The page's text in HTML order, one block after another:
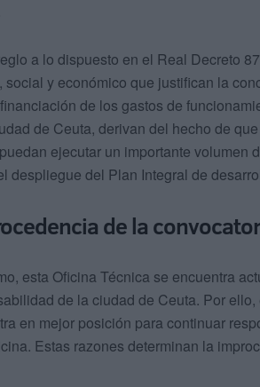
a lo dispuesto en el Real Decreto
social y económico que justifican la
de los gastos de
de Ceuta, derivan del hecho de
ejecutar un importante volumen
despliegue del Plan Integral de
de la
esta Oficina Técnica se encuentra
de la ciudad de Ceuta. Por
en mejor posición para continuar
Estas razones determinan la